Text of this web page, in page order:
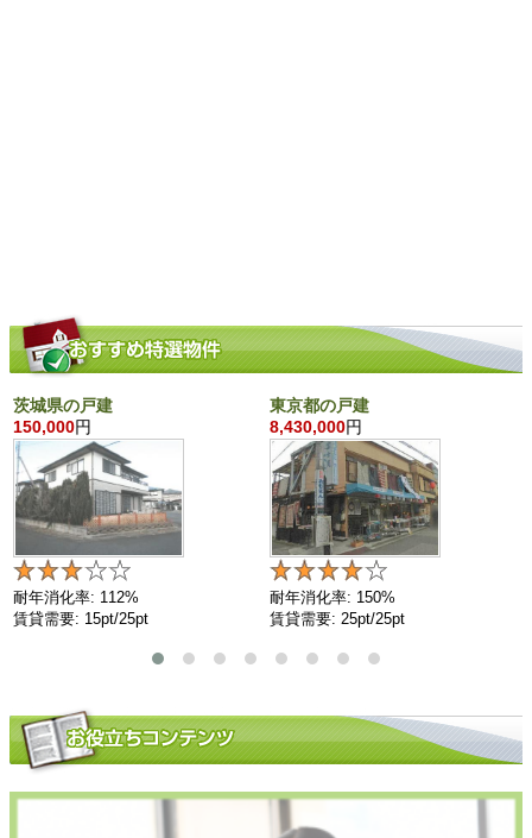
茨城県の戸建
150,000円
耐年消化率: 112%
賃貸需要: 15pt/25pt
東京都の戸建
8,430,000円
耐年消化率: 150%
賃貸需要: 25pt/25pt